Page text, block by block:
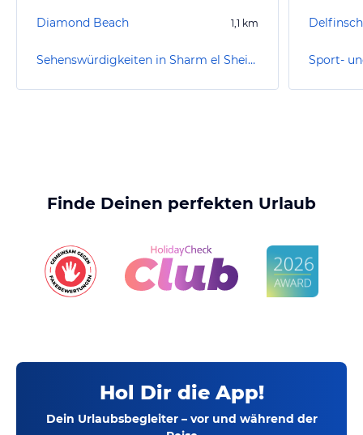
Diamond Beach 1,1 km
Sehenswürdigkeiten in Sharm el Sheikh
Finde Deinen perfekten Urlaub
Hol Dir die App!
Dein Urlaubsbegleiter – vor und während der